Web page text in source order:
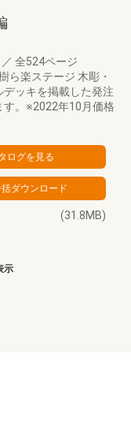
／ 全524ページ
ら楽ステージ 木彫・
ッキを掲載した発注
す。※2022年10月価格
(31.8MB)
示